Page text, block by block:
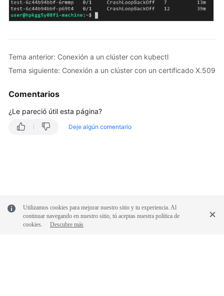
clúster
con
Personalización
una
de
certificados
kubectl
Actualización
Tema anterior: Conexión a un clúster con kubectl
Tema siguiente: Conexión a un clúster con un certificado X.509
Comentarios
¿Le pareció útil esta página?
Deje algún comentario
Utilizamos cookies para mejorar nuestro sitio y tu experiencia. Al
continuar navegando en nuestro sitio, tú aceptas nuestra política de
cookies.
Descubre más